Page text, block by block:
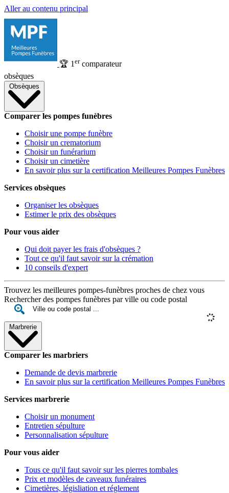
Aller au contenu principal
🏆 1 ercomparateur
obsèques
Obsèques
Comparer les pompes funèbres
Choisir une pompe funèbre
Choisir un crematorium
Choisir un funérarium
Choisir un cimetière
En savoir plus sur la certification Meilleures Pompes Funèbres
Services obsèques
Organiser les obsèques
Estimer le prix des obsèques
Pour vous aider
Qui doit payer les frais d'obsèques ?
Tout ce qu'il faut savoir sur la crémation
10 conseils d'expert
Trouvez les meilleures pompes-funèbres proches de chez vous
Rechercher des pompes funèbres par ville ou code postal
Marbrerie
Comparer les marbriers
Demande de devis marbrerie
En savoir plus sur la certification Meilleures Pompes Funèbres
Services marbrerie
Choisir un monument
Entretien sépulture
Personnalisation sépulture
Pour vous aider
Tous ce qu'il faut savoir sur les pierres tombales
Prix et modèles de caveaux funéraires
Cimetières, législiation et réglement